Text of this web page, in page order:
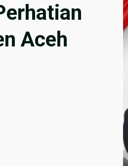
Aceh